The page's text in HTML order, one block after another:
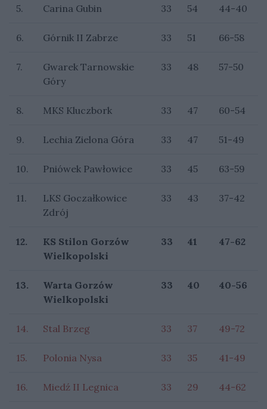
5. Carina Gubin 33 54 44-40
6. Górnik II Zabrze 33 51 66-58
7.
Gwarek Tarnowskie
Góry
33 48 57-50
8. MKS Kluczbork 33 47 60-54
9. Lechia Zielona Góra 33 47 51-49
10. Pniówek Pawłowice 33 45 63-59
11.
LKS Goczałkowice
Zdrój
33 43 37-42
12.
KS Stilon Gorzów
Wielkopolski
33 41 47-62
13.
Warta Gorzów
Wielkopolski
33 40 40-56
14. Stal Brzeg 33 37 49-72
15. Polonia Nysa 33 35 41-49
16. Miedź II Legnica 33 29 44-62